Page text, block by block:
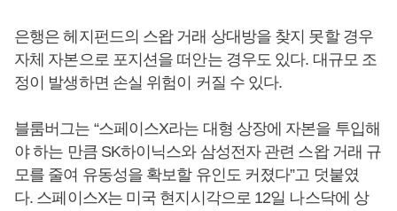
은행은 헤지펀드의 스왑 거래 상대방을 찾지 못할 경우
자체 자본으로 포지션을 떠안는 경우도 있다. 대규모 조
정이 발생하면 손실 위험이 커질 수 있다.
블룸버그는 “스페이스X라는 대형 상장에 자본을 투입해
야 하는 만큼 SK하이닉스와 삼성전자 관련 스왑 거래 규
모를 줄여 유동성을 확보할 유인도 커졌다”고 덧붙였
다. 스페이스X는 미국 현지시각으로 12일 나스닥에 상